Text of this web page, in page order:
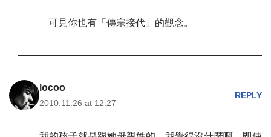
可見你也有「傳宗接代」的觀念。
locoo
2010.11.26 at 12:27
REPLY